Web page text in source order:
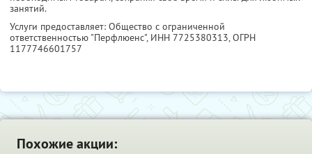
занятий.
Услуги предоставляет: Общество с ограниченной
ответственностью "Перфлюенс", ИНН 7725380313, ОГРН
1177746601757
Похожие акции: